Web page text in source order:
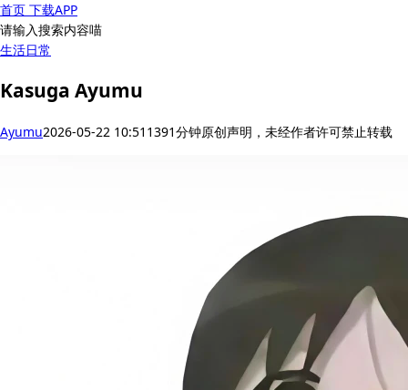
首页 下载APP
请输入搜索内容喵
生活日常
Kasuga Ayumu
Ayumu2026-05-22 10:51 1391分钟原创声明，未经作者许可禁止转载